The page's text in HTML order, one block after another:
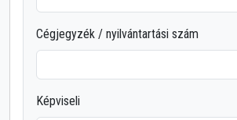
Cégjegyzék / nyilvántartási szám
Képviseli